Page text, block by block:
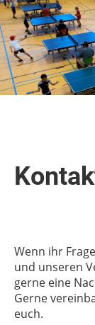
Wenn ihr
und unseren
gerne eine
Gerne
euch.